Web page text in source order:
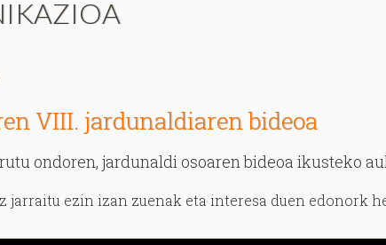
VIII. jardunaldiaren bideoa
ondoren, jardunaldi osoaren bideoa ikusteko
jarraitu ezin izan zuenak eta interesa duen edonork